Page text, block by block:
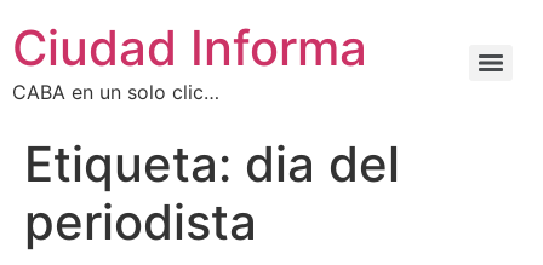
Ciudad Informa
CABA en un solo clic…
Etiqueta: dia del
periodista